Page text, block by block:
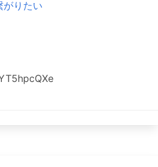
がりたい